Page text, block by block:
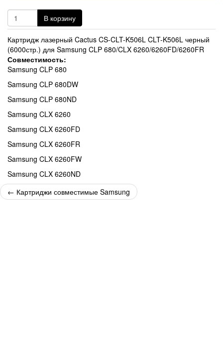
В корзину
Картридж лазерный Cactus CS-CLT-K506L CLT-K506L черный
(6000стр.) для Samsung CLP 680/CLX 6260/6260FD/6260FR
Совместимость:
Samsung CLP 680
Samsung CLP 680DW
Samsung CLP 680ND
Samsung CLX 6260
Samsung CLX 6260FD
Samsung CLX 6260FR
Samsung CLX 6260FW
Samsung CLX 6260ND
← Картриджи совместимые Samsung